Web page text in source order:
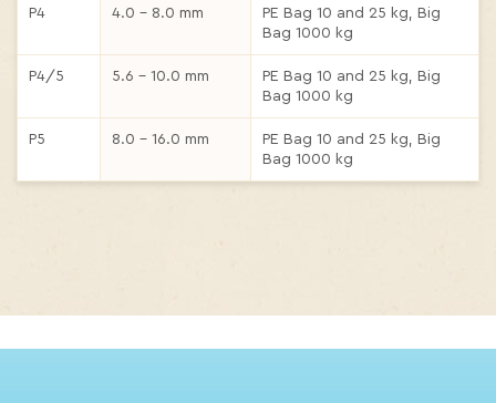
P4 4.0 – 8.0 mm
PE Bag 10 and 25 kg, Big
Bag 1000 kg
P4/5 5.6 – 10.0 mm
PE Bag 10 and 25 kg, Big
Bag 1000 kg
P5 8.0 – 16.0 mm
PE Bag 10 and 25 kg, Big
Bag 1000 kg